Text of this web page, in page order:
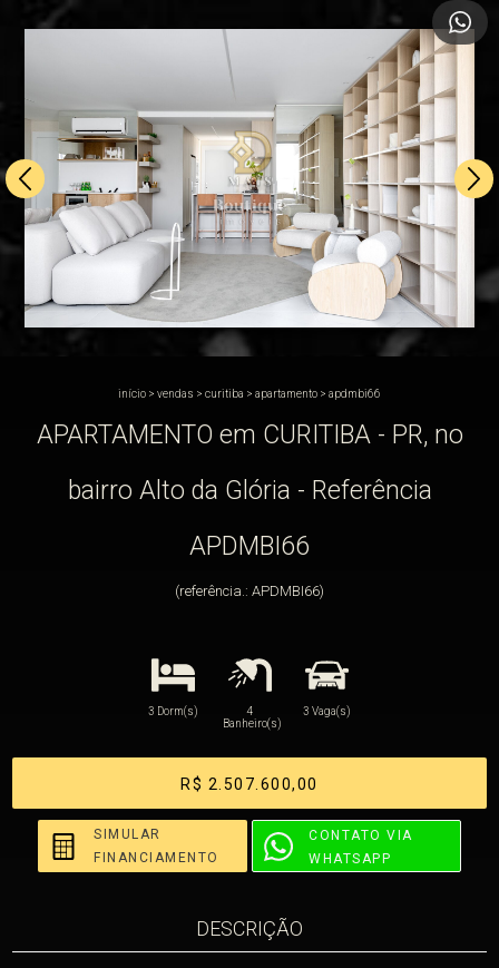
início > vendas > curitiba > apartamento > apdmbi66
APARTAMENTO em CURITIBA - PR, no
bairro Alto da Glória - Referência
APDMBI66
(referência.: APDMBI66)
3 Dorm(s)
4
Banheiro(s)
3 Vaga(s)
R$ 2.507.600,00
SIMULAR
FINANCIAMENTO
CONTATO VIA
WHATSAPP
DESCRIÇÃO